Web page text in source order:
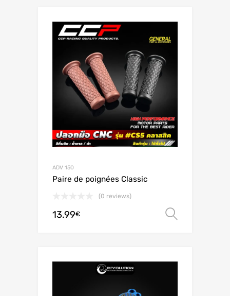
ADV 150
Paire de poignées Classic
(0 reviews)
13.99€